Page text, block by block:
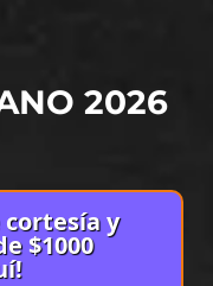
2026
y
$1000